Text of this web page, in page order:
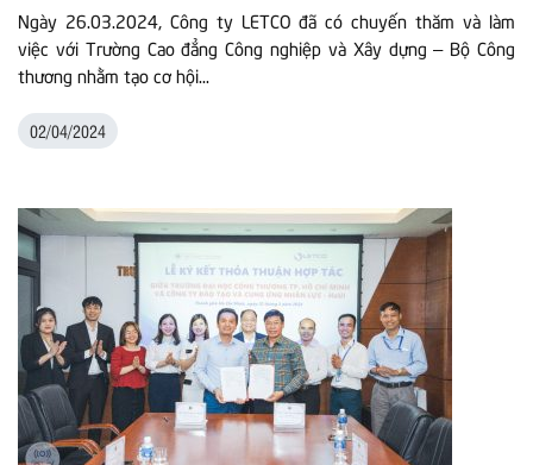
Ngày 26.03.2024, Công ty LETCO đã có chuyến thăm và làm
việc với Trường Cao đẳng Công nghiệp và Xây dựng – Bộ Công
thương nhằm tạo cơ hội...
02/04/2024